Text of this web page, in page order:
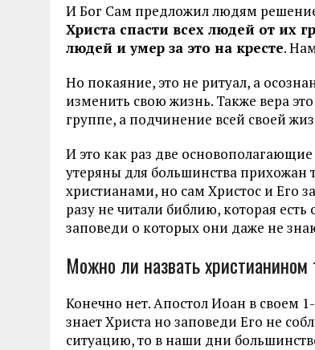
И Бог Сам предложил людям
Христа спасти всех людей от их
людей и умер за это на кресте.
Но покаяние, это не ритуал, а
изменить свою жизнь. Также вера
группе, а подчинение всей своей
И это как раз две
утеряны для большинства
христианами, но сам Христос и Его
разу не читали библию, которая
заповеди о которых они даже не
Можно ли назвать христианином
Конечно нет. Апостол Иоан в своем
знает Христа но заповеди Его не
ситуацию, то в наши дни